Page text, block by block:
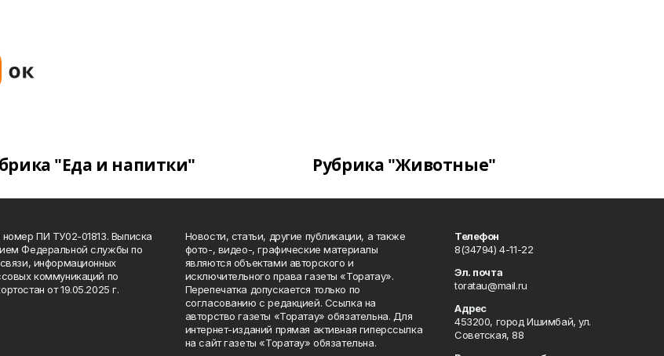
"Еда и напитки" Рубрика "Животные"
номер ПИ ТУ02-01813. Выписка
Федеральной службы по
информационных
коммуникаций по
от 19.05.2025 г.
Новости, статьи, другие публикации, а также
фото-, видео-, графические материалы
являются объектами авторского и
исключительного права газеты «Торатау».
Перепечатка допускается только по
согласованию с редакцией. Ссылка на
авторство газеты «Торатау» обязательна. Для
интернет-изданий прямая активная гиперссылка
на сайт газеты «Торатау» обязательна.
Телефон
8(34794) 4-11-22
Эл. почта
toratau@mail.ru
Адрес
453200, город Ишимбай, ул.
Советская, 88